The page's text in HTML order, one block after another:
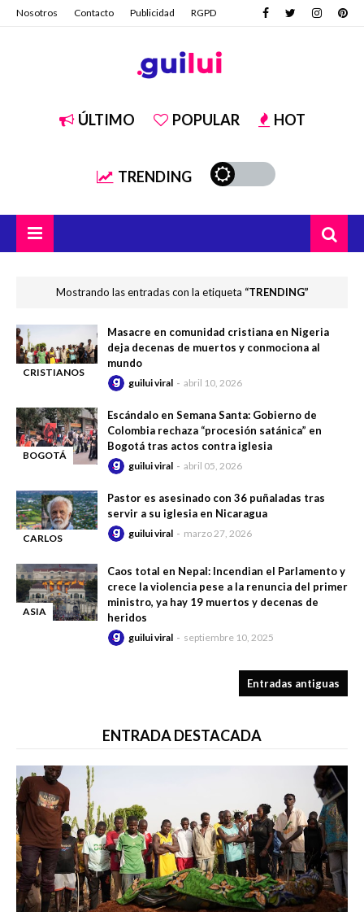
Nosotros Contacto Publicidad RGPD
ÚLTIMO POPULAR HOT
TRENDING
Mostrando las entradas con la etiqueta TRENDING
CRISTIANOS
Masacre en comunidad cristiana en Nigeria
deja decenas de muertos y conmociona al
mundo
guilui viral abril 10, 2026
BOGOTÁ
Escándalo en Semana Santa: Gobierno de
Colombia rechaza “procesión satánica” en
Bogotá tras actos contra iglesia
guilui viral abril 05, 2026
CARLOS
PÉREZ
RODRÍGUEZ
Pastor es asesinado con 36 puñaladas tras
servir a su iglesia en Nicaragua
guilui viral marzo 27, 2026
ASIA
Caos total en Nepal: Incendian el Parlamento y
crece la violencia pese a la renuncia del primer
ministro, ya hay 19 muertos y decenas de
heridos
guilui viral septiembre 10, 2025
Entradas antiguas
ENTRADA DESTACADA